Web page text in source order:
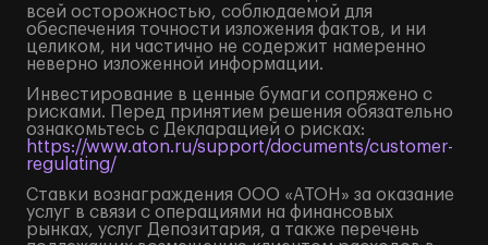
всей осторожностью, соблюдаемой для
обеспечения точности изложения фактов, и ни
целиком, ни частично не содержит намеренно
неверно изложенной информации.
Инвестирование в ценные бумаги сопряжено с
рисками. Перед принятием решения обязательно
ознакомьтесь с Декларацией о рисках:
https://www.aton.ru/support/documents/customer-
regulating/
Ставки вознаграждения ООО «АТОН» за оказание
услуг в связи с операциями на финансовых
рынках, услуг Депозитария, а также перечень